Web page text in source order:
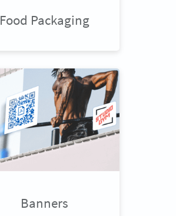
Food Packaging
Banners